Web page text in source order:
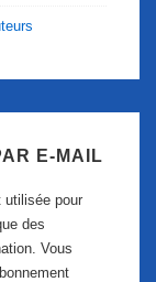
E-MAIL
utilisée pour
des
Vous